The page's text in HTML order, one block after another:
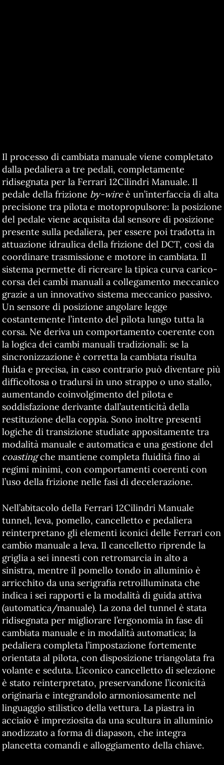
Il processo di cambiata manuale viene completato
dalla pedaliera a tre pedali, completamente
ridisegnata per la Ferrari 12Cilindri Manuale. Il
pedale della frizione by-wireè un’interfaccia di alta
precisione tra pilota e motopropulsore: la posizione
del pedale viene acquisita dal sensore di posizione
presente sulla pedaliera, per essere poi tradotta in
attuazione idraulica della frizione del DCT, così da
coordinare trasmissione e motore in cambiata. Il
sistema permette di ricreare la tipica curva carico-
corsa dei cambi manuali a collegamento meccanico
grazie a un innovativo sistema meccanico passivo.
Un sensore di posizione angolare legge
costantemente l’intento del pilota lungo tutta la
corsa. Ne deriva un comportamento coerente con
la logica dei cambi manuali tradizionali: se la
sincronizzazione è corretta la cambiata risulta
fluida e precisa, in caso contrario può diventare più
difficoltosa o tradursi in uno strappo o uno stallo,
aumentando coinvolgimento del pilota e
soddisfazione derivante dall’autenticità della
restituzione della coppia. Sono inoltre presenti
logiche di transizione studiate appositamente tra
modalità manuale e automatica e una gestione del
coastingche mantiene completa fluidità fino ai
regimi minimi, con comportamenti coerenti con
l’uso della frizione nelle fasi di decelerazione.
Nell’abitacolo della Ferrari 12Cilindri Manuale
tunnel, leva, pomello, cancelletto e pedaliera
reinterpretano gli elementi iconici delle Ferrari con
cambio manuale a leva. Il cancelletto riprende la
griglia a sei innesti con retromarcia in alto a
sinistra, mentre il pomello tondo in alluminio è
arricchito da una serigrafia retroilluminata che
indica i sei rapporti e la modalità di guida attiva
(automatica/manuale). La zona del tunnel è stata
ridisegnata per migliorare l’ergonomia in fase di
cambiata manuale e in modalità automatica; la
pedaliera completa l’impostazione fortemente
orientata al pilota, con disposizione triangolata fra
volante e seduta. L’iconico cancelletto di selezione
è stato reinterpretato, preservandone l’iconicità
originaria e integrandolo armoniosamente nel
linguaggio stilistico della vettura. La piastra in
acciaio è impreziosita da una scultura in alluminio
anodizzato a forma di diapason, che integra
plancetta comandi e alloggiamento della chiave.